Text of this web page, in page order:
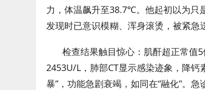
力，体温飙升至38.7℃。他起初以为只
发现时已意识模糊、浑身滚烫，被紧急
检查结果触目惊心：肌酐超正常值
2453U/L，肺部CT显示感染迹象，降
暴”，功能急剧衰竭，如同在“融化”。